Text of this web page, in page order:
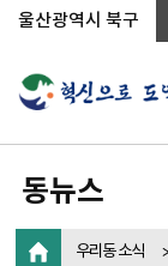
상단메뉴로 바로가기
전체메뉴로 바로가기
왼쪽메뉴로 바로가기
본문으로 바로가기
울산광역시 북구
동뉴스
우리동 소식